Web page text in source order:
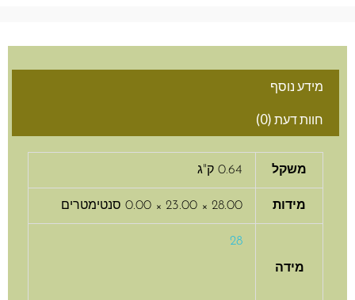
מידע נוסף
חוות דעת (0)
משקל 0.64 ק"ג
מידות 28.00 × 23.00 × 0.00 סנטימטרים
מידה
28